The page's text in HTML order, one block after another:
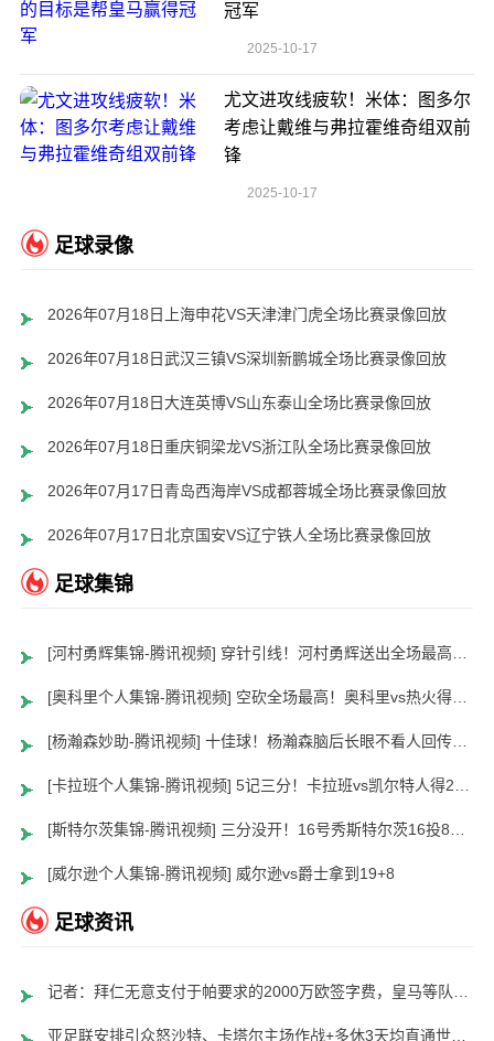
冠军
2025-10-17
尤文进攻线疲软！米体：图多尔
考虑让戴维与弗拉霍维奇组双前
锋
2025-10-17
足球录像
2026年07月18日上海申花VS天津津门虎全场比赛录像回放
2026年07月18日武汉三镇VS深圳新鹏城全场比赛录像回放
2026年07月18日大连英博VS山东泰山全场比赛录像回放
2026年07月18日重庆铜梁龙VS浙江队全场比赛录像回放
2026年07月17日青岛西海岸VS成都蓉城全场比赛录像回放
2026年07月17日北京国安VS辽宁铁人全场比赛录像回放
足球集锦
[河村勇辉集锦-腾讯视频] 穿针引线！河村勇辉送出全场最高12助攻 8中2拿到5分5板
[奥科里个人集锦-腾讯视频] 空砍全场最高！奥科里vs热火得27分4板
[杨瀚森妙助-腾讯视频] 十佳球！杨瀚森脑后长眼不看人回传助队友暴扣
[卡拉班个人集锦-腾讯视频] 5记三分！卡拉班vs凯尔特人得21+8
[斯特尔茨集锦-腾讯视频] 三分没开！16号秀斯特尔茨16投8中&三分8中2得到22分2板6助
[威尔逊个人集锦-腾讯视频] 威尔逊vs爵士拿到19+8
足球资讯
记者：拜仁无意支付于帕要求的2000万欧签字费，皇马等队愿意支付
亚足联安排引众怒沙特、卡塔尔主场作战+多休3天均直通世界杯